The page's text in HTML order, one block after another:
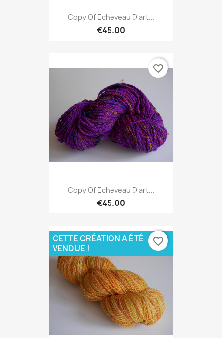
Copy Of Echeveau D'art...
€45.00
Copy Of Echeveau D'art...
€45.00
favorite_border
CETTE CRÉATION A ÉTÉ
VENDUE !
favorite_border